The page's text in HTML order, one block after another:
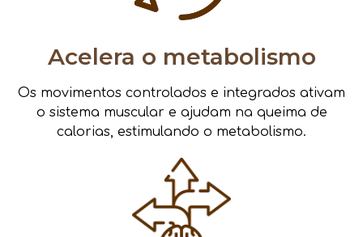
Acelera o metabolismo
Os movimentos controlados e integrados ativam
o sistema muscular e ajudam na queima de
calorias, estimulando o metabolismo.